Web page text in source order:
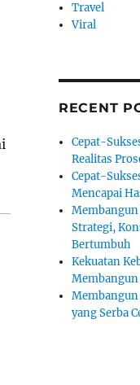
Travel
Viral
RECENT
Cepat-
Realitas
Cepat-
Mencapai
Membangun
Strategi,
Bertumbuh
Kekuatan
Membangun
yang Serba